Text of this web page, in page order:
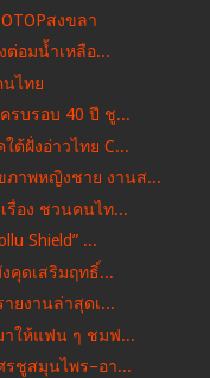
สงขลา
ต่อมน้ำเหลือ...
นไทย
รบรอบ 40 ปี​ ชู...
ต้ฝั่งอ่าวไทย C...
ภาพหญิงชาย งานส...
รื่อง ชวนคนไท...
Shield” ...
คุดเสริมฤทธิ์...
ยงานล่าสุดเ...
าให้แฟน ๆ ชมฟ...
รชูสมุนไพร–อา...